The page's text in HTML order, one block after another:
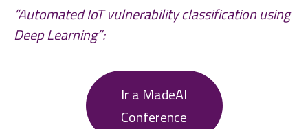
“Automated IoT vulnerability classification using
Deep Learning”:
Ir a MadeAI
Conference